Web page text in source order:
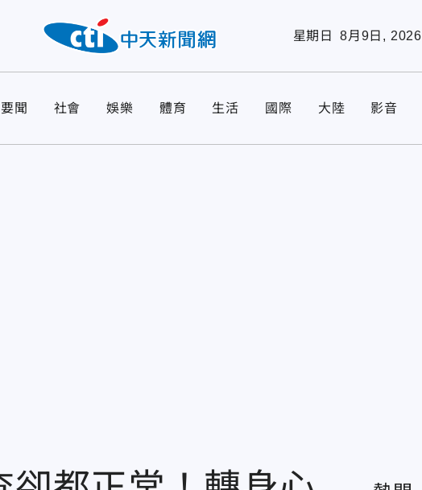
星期日 8月9日, 2026
要聞 社會 娛樂 體育 生活 國際 大陸 影音